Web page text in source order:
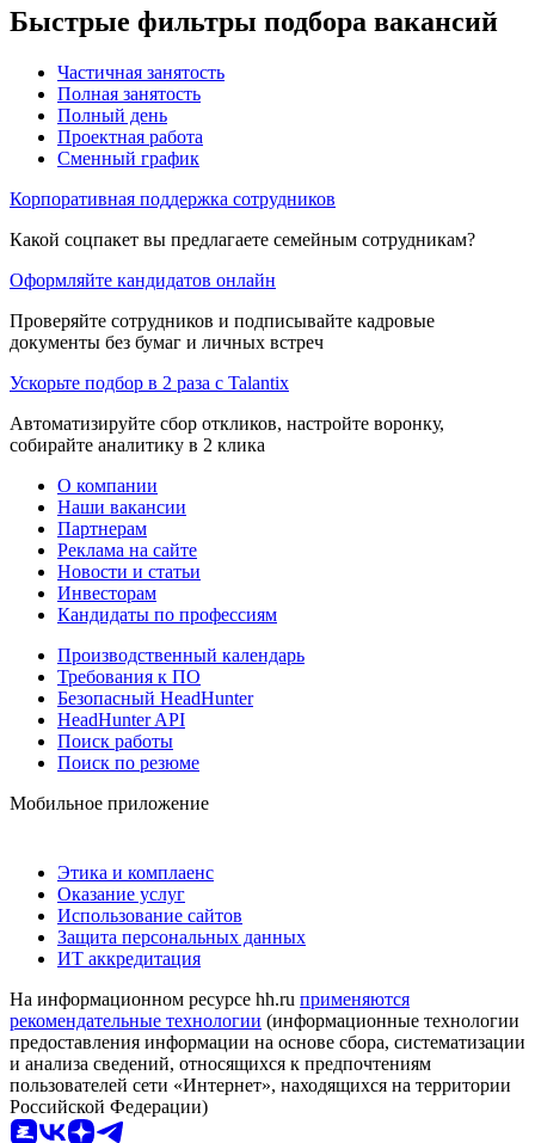
Быстрые фильтры подбора вакансий
Частичная занятость
Полная занятость
Полный день
Проектная работа
Сменный график
Корпоративная поддержка сотрудников
Какой соцпакет вы предлагаете семейным сотрудникам?
Оформляйте кандидатов онлайн
Проверяйте сотрудников и подписывайте кадровые
документы без бумаг и личных встреч
Ускорьте подбор в 2 раза с Talantix
Автоматизируйте сбор откликов, настройте воронку,
собирайте аналитику в 2 клика
О компании
Наши вакансии
Партнерам
Реклама на сайте
Новости и статьи
Инвесторам
Кандидаты по профессиям
Производственный календарь
Требования к ПО
Безопасный HeadHunter
HeadHunter API
Поиск работы
Поиск по резюме
Мобильное приложение
Этика и комплаенс
Оказание услуг
Использование сайтов
Защита персональных данных
ИТ аккредитация
На информационном ресурсе hh.ru применяются
рекомендательные технологии (информационные технологии
предоставления информации на основе сбора, систематизации
и анализа сведений, относящихся к предпочтениям
пользователей сети «Интернет», находящихся на территории
Российской Федерации)